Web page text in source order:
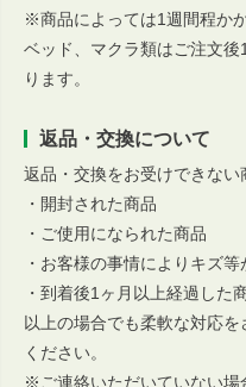
※商品によっては1週間程か
ベッド、マクラ類はご注文
ります。
返品・交換について
返品・交換をお受けできない
・開封された商品
・ご使用になられた商品
・お客様の事情によりキズ
・到着後1ヶ月以上経過した
以上の場合でも柔軟な対応
ください。
※ご連絡いただいていない場